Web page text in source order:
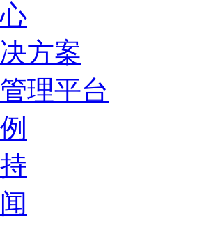
方案
理平台